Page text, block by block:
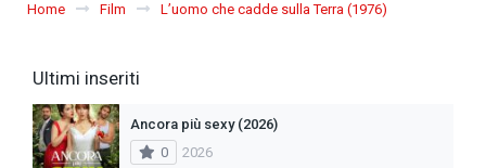
Home Film L’uomo che cadde sulla Terra (1976)
Ultimi inseriti
Ancora più sexy (2026)
0
2026